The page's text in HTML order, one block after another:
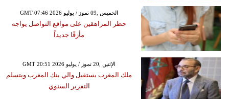
GMT 07:46 2026 الخميس ,09 تموز / يوليو
حظر المراهقين على مواقع التواصل يواجه
مأزقًا جديداً
GMT 20:51 2026 الإثنين ,20 تموز / يوليو
ملك المغرب يستقبل والي بنك المغرب ويتسلم
التقرير السنوي